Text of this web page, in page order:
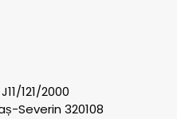
121/2000
Severin 320108